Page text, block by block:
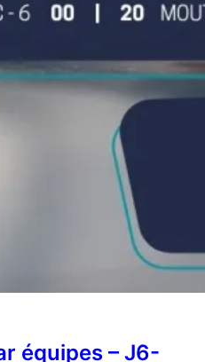
équipes – J6-